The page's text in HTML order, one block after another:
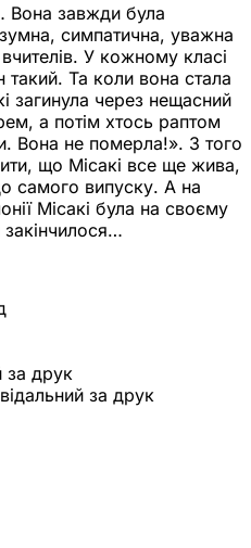
Вона завжди була
симпатична, уважна
У кожному класі
Та коли вона стала
загинула через нещасний
а потім хтось раптом
Вона не померла!». З того
що Місакі все ще жива,
самого випуску. А на
Місакі була на своєму
за друк
за друк